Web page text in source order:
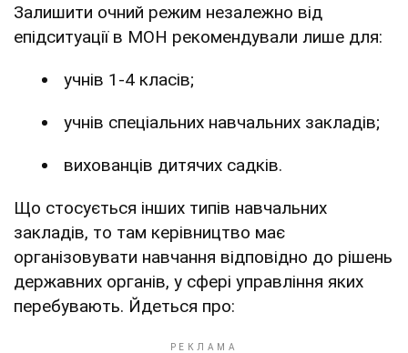
Залишити очний режим незалежно від
епідситуації в МОН рекомендували лише для:
учнів 1-4 класів;
учнів спеціальних навчальних закладів;
вихованців дитячих садків.
Що стосується інших типів навчальних
закладів, то там керівництво має
організовувати навчання відповідно до рішень
державних органів, у сфері управління яких
перебувають. Йдеться про: